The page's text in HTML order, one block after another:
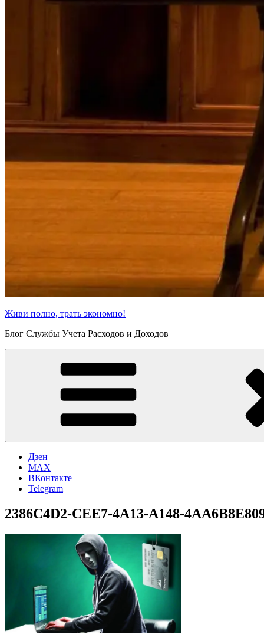
Живи полно, трать экономно!
Блог Службы Учета Расходов и Доходов
Дзен
MAX
ВКонтакте
Telegram
2386C4D2-CEE7-4A13-A148-